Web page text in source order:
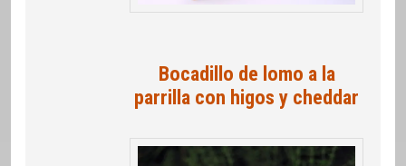
Bocadillo de lomo a la
parrilla con higos y cheddar